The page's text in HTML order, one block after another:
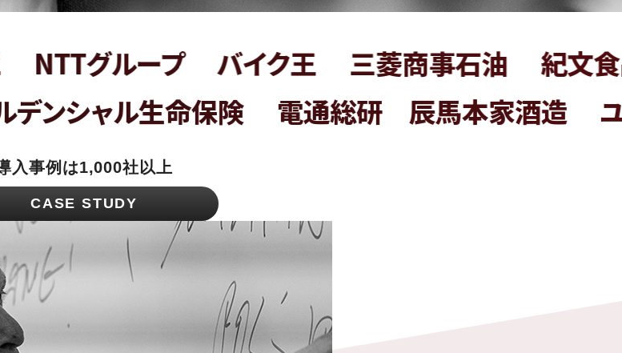
ループ バイク王 三菱商事石油 紀文食品
タ
ル生命保険 電通総研 辰馬本家酒造 ユーグレ
入事例は1,000社以上
CASE STUDY